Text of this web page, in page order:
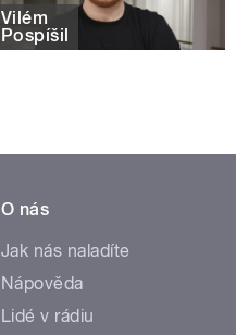
Vilém
Pospíšil
O nás
Jak nás naladíte
Nápověda
Lidé v rádiu